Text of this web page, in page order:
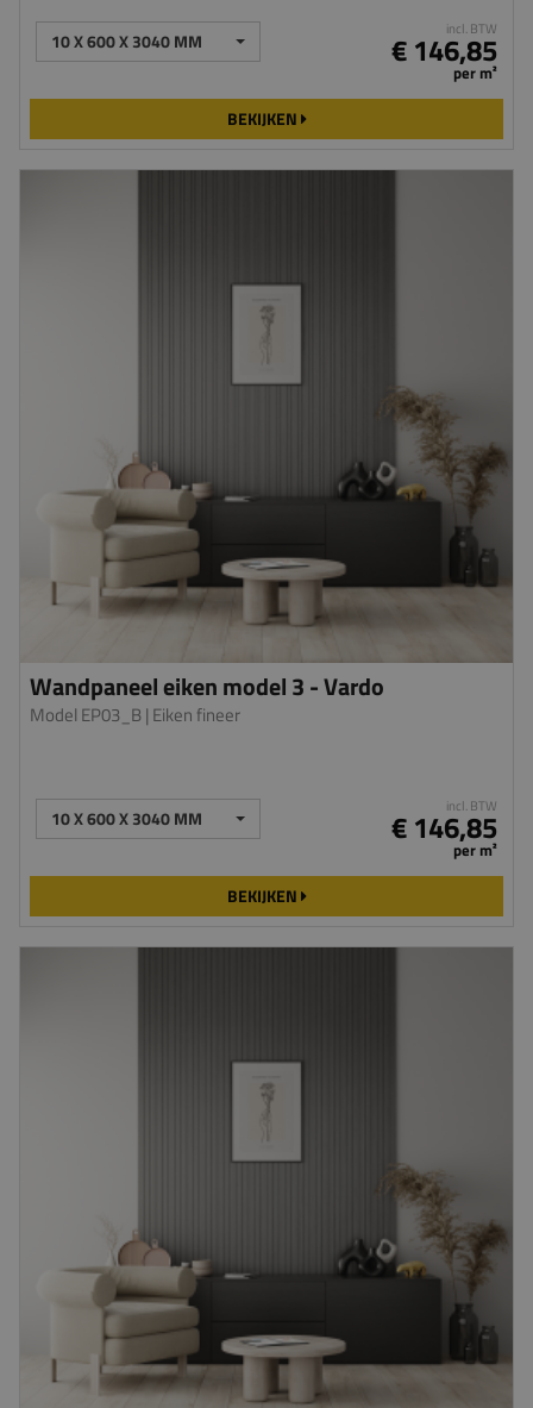
10 X 600 X 3040 MM incl. BTW
€ 146,85
per m²
BEKIJKEN
Wandpaneel eiken model 3 - Vardo
Model EP03_B| Eiken fineer
10 X 600 X 3040 MM incl. BTW
€ 146,85
per m²
BEKIJKEN